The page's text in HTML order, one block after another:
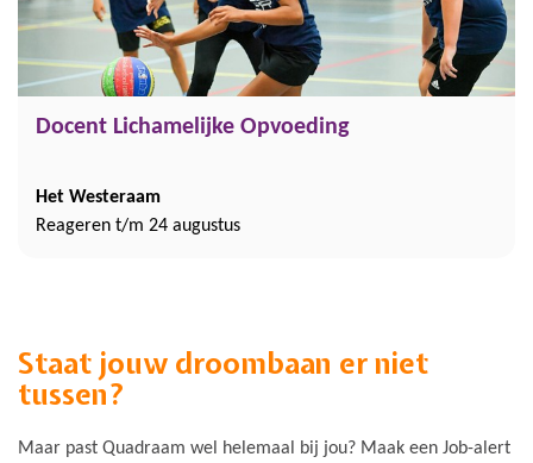
Docent Lichamelijke Opvoeding
Het Westeraam
Reageren t/m 24 augustus
Staat jouw droombaan er niet
tussen?
Maar past Quadraam wel helemaal bij jou? Maak een Job-alert